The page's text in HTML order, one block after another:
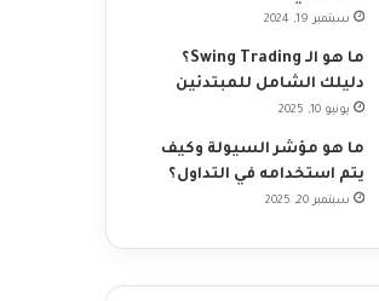
سبتمبر 19, 2024
ما هو الـ Swing Trading؟
دليلك الشامل للمبتدئين
يونيو 10, 2025
ما هو مؤشر السيولة وكيف
يتم استخدامه في التداول؟
سبتمبر 20, 2025